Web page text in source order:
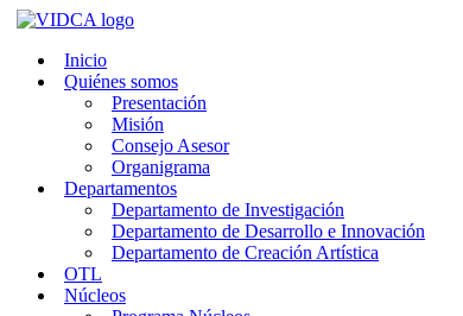
Saltar
contenidoInicio
Quiénes somos
Presentación
Misión
Consejo Asesor
Organigrama
Departamentos
Departamento de Investigación
Departamento de Desarrollo e Innovación
Departamento de Creación Artística
OTL
Núcleos